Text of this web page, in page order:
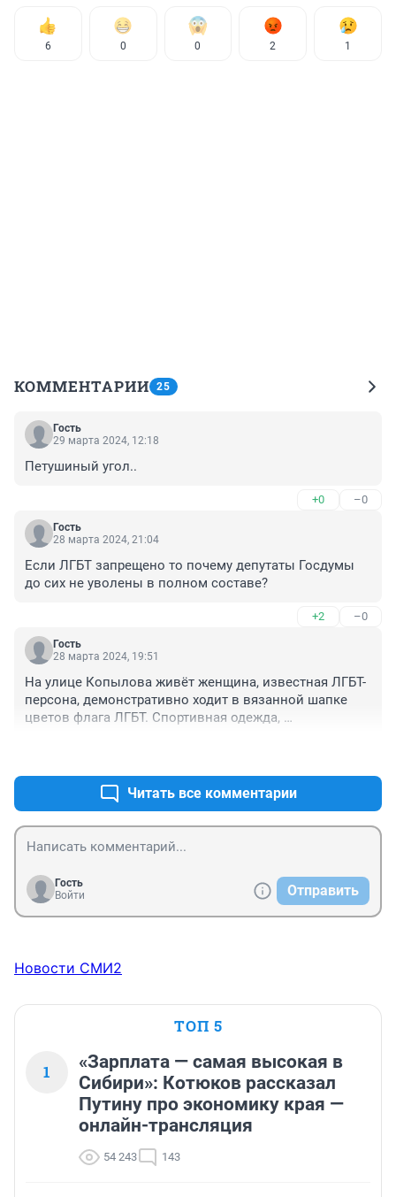
6 0 0 2 1
КОММЕНТАРИИ 25
Гость
29 марта 2024, 12:18
Петушиный угол..
+0 –0
Гость
28 марта 2024, 21:04
Если ЛГБТ запрещено то почему депутаты Госдумы
до сих не уволены в полном составе?
+2 –0
Гость
28 марта 2024, 19:51
На улице Копылова живёт женщина, известная ЛГБТ-
персона, демонстративно ходит в вязанной шапке
цветов флага ЛГБТ. Спортивная одежда,
Читать все комментарии
Гость
Войти
Отправить
Новости СМИ2
ТОП 5
1
«Зарплата — самая высокая в
Сибири»: Котюков рассказал
Путину про экономику края —
онлайн-трансляция
54 243 143